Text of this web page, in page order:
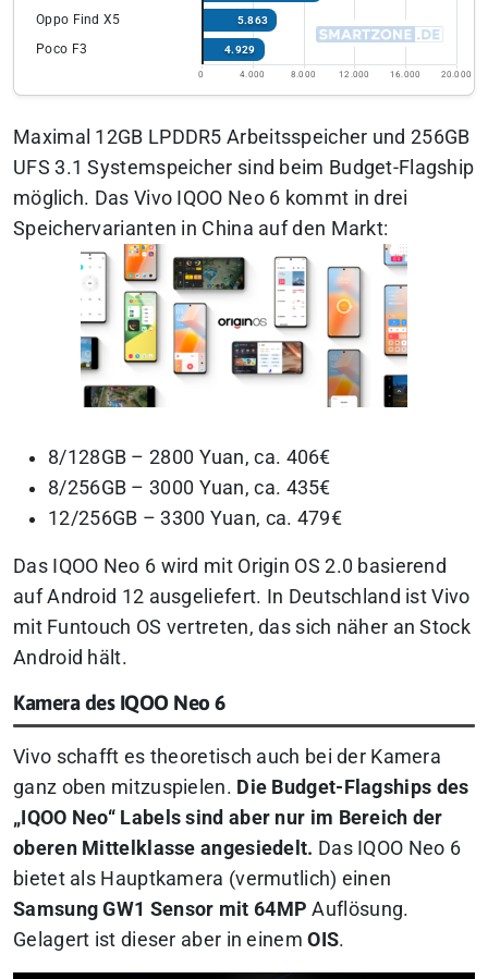
Oppo Find X5 5.863
Poco F3 4.929
0 4.000 8.000 12.000 16.000 20.000
Maximal 12GB LPDDR5 Arbeitsspeicher und 256GB
UFS 3.1 Systemspeicher sind beim Budget-Flagship
möglich. Das Vivo IQOO Neo 6 kommt in drei
Speichervarianten in China auf den Markt:
8/128GB – 2800 Yuan, ca. 406€
8/256GB – 3000 Yuan, ca. 435€
12/256GB – 3300 Yuan, ca. 479€
Das IQOO Neo 6 wird mit Origin OS 2.0 basierend
auf Android 12 ausgeliefert. In Deutschland ist Vivo
mit Funtouch OS vertreten, das sich näher an Stock
Android hält.
Kamera des IQOO Neo 6
Vivo schafft es theoretisch auch bei der Kamera
ganz oben mitzuspielen. Die Budget-Flagships des
„IQOO Neo“ Labels sind aber nur im Bereich der
oberen Mittelklasse angesiedelt. Das IQOO Neo 6
bietet als Hauptkamera (vermutlich) einen
Samsung GW1 Sensor mit 64MP Auflösung.
Gelagert ist dieser aber in einemOIS.